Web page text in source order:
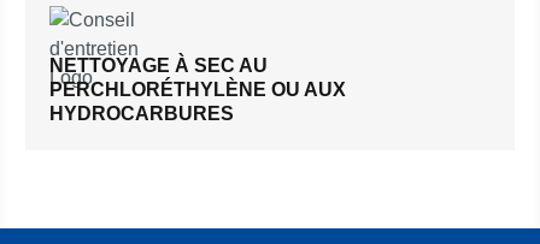
NETTOYAGE À SEC AU
PERCHLORÉTHYLÈNE OU AUX
HYDROCARBURES